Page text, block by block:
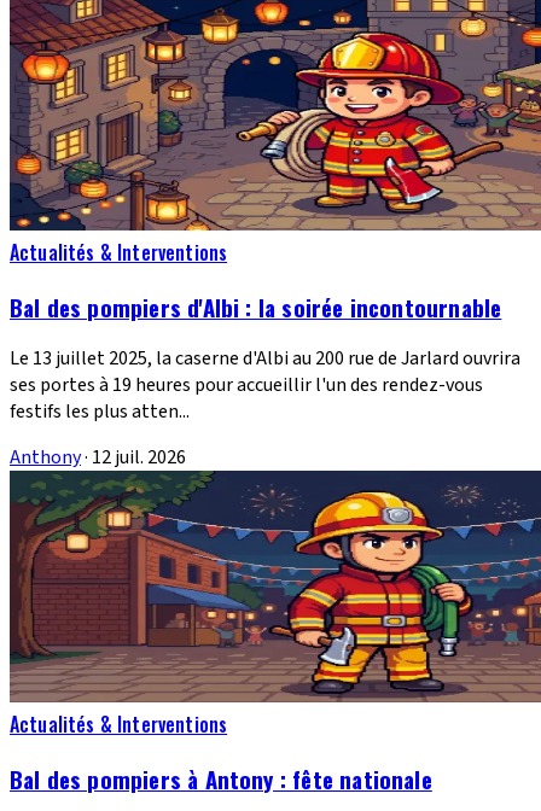
Actualités & Interventions
Bal des pompiers d'Albi : la soirée incontournable
Le 13 juillet 2025, la caserne d'Albi au 200 rue de Jarlard ouvrira
ses portes à 19 heures pour accueillir l'un des rendez-vous
festifs les plus atten...
Anthony· 12 juil. 2026
Actualités & Interventions
Bal des pompiers à Antony : fête nationale